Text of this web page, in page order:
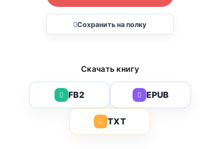
Сохранить на полку
Скачать книгу
FB2 EPUB
TXT